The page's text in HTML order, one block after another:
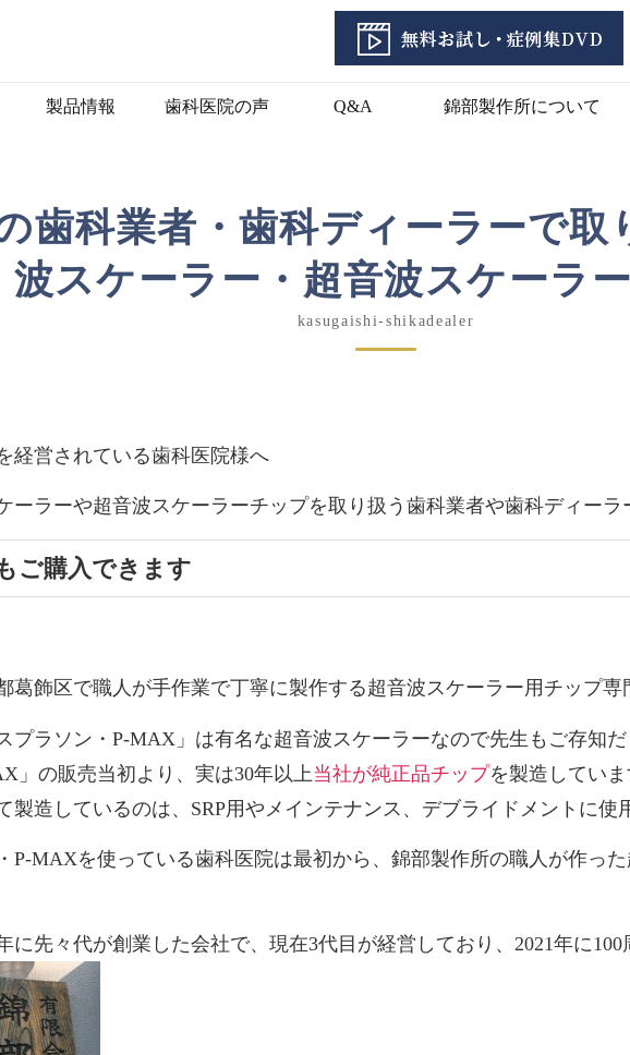
製品情報 歯科医院の声 Q&A 錦部製作所について
歯科業者・歯科ディーラーで取
波スケーラー・超音波スケーラ
kasugaishi-shikadealer
経営されている歯科医院様へ
ーラーや超音波スケーラーチップを取り扱う歯科業者や歯科ディーラ
ご購入できます
葛飾区で職人が手作業で丁寧に製作する超音波スケーラー用チップ専
プラソン・P-MAX」 は有名な超音波スケーラーなので先生もご存知だ
」の販売当初より、実は30年以上当社が純正品チップを製造していま
造しているのは、SRP用やメインテナンス、デブライドメントに使
P-MAXを使っている歯科医院は最初から、錦部製作所の職人が作っ
に先々代が創業した会社で、現在3代目が経営しており、2021年に100